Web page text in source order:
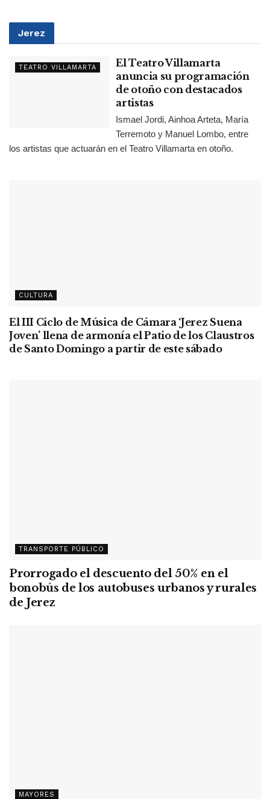
Jerez
TEATRO VILLAMARTA
El Teatro Villamarta
anuncia su programación
de otoño con destacados
artistas
Ismael Jordi, Ainhoa Arteta, María
Terremoto y Manuel Lombo, entre
los artistas que actuarán en el Teatro Villamarta en otoño.
CULTURA
El III Ciclo de Música de Cámara ‘Jerez Suena
Joven’ llena de armonía el Patio de los Claustros
de Santo Domingo a partir de este sábado
TRANSPORTE PÚBLICO
Prorrogado el descuento del 50% en el
bonobús de los autobuses urbanos y rurales
de Jerez
MAYORES